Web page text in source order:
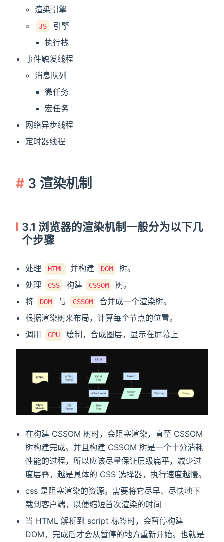
渲染引擎
JS
引擎
执行栈
事件触发线程
消息队列
微任务
宏任务
网络异步线程
定时器线程
3 渲染机制
3.1 浏览器的渲染机制一般分为以下几
个步骤
处理 HTML 并构建 DOM
树。
处理
CSS 构建 CSSOM
树。
将
DOM 与 CSSOM
合并成一个渲染树。
根据渲染树来布局，计算每个节点的位置。
调用
GPU 绘制，合成图层，显示在屏幕上
在构建 CSSOM 树时，会阻塞渲染，直至 CSSOM
树构建完成。并且构建 CSSOM 树是一个十分消耗
性能的过程，所以应该尽量保证层级扁平，减少过
度层叠，越是具体的 CSS 选择器，执行速度越慢。
css 是阻塞渲染的资源。需要将它尽早、尽快地下
载到客户端，以便缩短首次渲染的时间
当 HTML 解析到 script 标签时，会暂停构建
DOM，完成后才会从暂停的地方重新开始。也就是